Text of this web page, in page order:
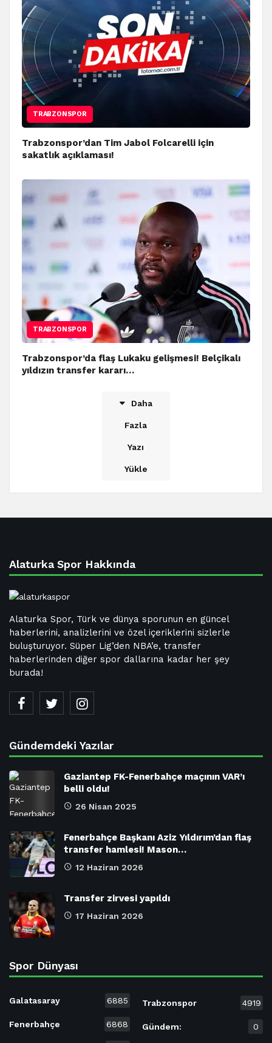
TRABZONSPOR
Trabzonspor’dan Tim Jabol Folcarelli için
sakatlık açıklaması!
TRABZONSPOR
Trabzonspor’da flaş Lukaku gelişmesi! Belçikalı
yıldızın transfer kararı…
Daha
Fazla
Yazı
Yükle
Alaturka Spor Hakkında
Alaturka Spor, Türk ve dünya sporunun en güncel
haberlerini, analizlerini ve özel içeriklerini sizlerle
buluşturuyor. Süper Lig’den NBA’e, transfer
haberlerinden diğer spor dallarına kadar her şey
burada!
Gündemdeki Yazılar
Gaziantep FK-Fenerbahçe maçının VAR’ı
belli oldu!
26 Nisan 2025
Fenerbahçe Başkanı Aziz Yıldırım’dan flaş
transfer hamlesi! Mason…
12 Haziran 2026
Transfer zirvesi yapıldı
17 Haziran 2026
Spor Dünyası
Galatasaray 6885
Fenerbahçe 6868
Trabzonspor 4919
Gündem: 0